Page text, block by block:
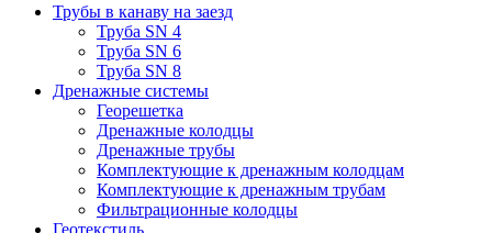
Трубы в канаву на заезд
Труба SN 4
Труба SN 6
Труба SN 8
Дренажные системы
Георешетка
Дренажные колодцы
Дренажные трубы
Комплектующие к дренажным колодцам
Комплектующие к дренажным трубам
Фильтрационные колодцы
Геотекстиль